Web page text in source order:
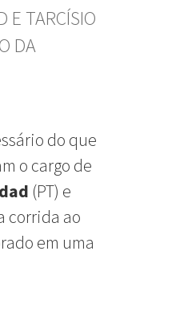
E TARCÍSIO
DA
do que
o cargo de
(PT) e
corrida ao
em uma